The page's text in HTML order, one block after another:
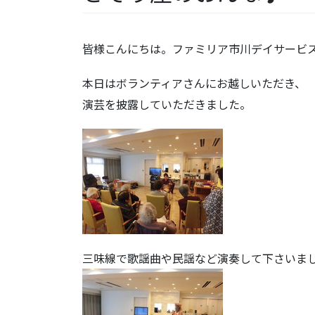
皆様こんにちは。ファミリア市川デイサービス
本日はボランティアさんにお越しいただき、
演芸を披露していただきました。
三味線で歌謡曲や民謡など演奏して下さい